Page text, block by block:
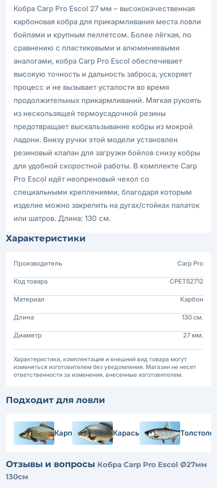
Кобра Carp Pro Escol 27 мм – высококачественная
карбоновая кобра для прикармливания места ловли
бойлами и крупным пеллетсом. Более лёгкая, по
сравнению с пластиковыми и алюминиевыми
аналогами, кобра Carp Pro Escol обеспечивает
высокую точность и дальность заброса, ускоряет
процесс и не вызывает усталости во время
продолжительных прикармливаний. Мягкая рукоять
из нескользящей термоусадочной резины
предотвращает выскальзывание кобры из мокрой
ладони. Внизу ручки этой модели установлен
резиновый клапан для загрузки бойлов снизу кобры
для удобной скоростной работы. В комплекте Carp
Pro Escol идёт неопреновый чехол со
специальными креплениями, благодаря которым
изделие можно закрепить на дугах/стойках палаток
или шатров. Длина: 130 см.
Характеристики
Производитель Carp Pro
Код товара CPETS2712
Материал Карбон
Длина 130 см.
Диаметр 27 мм.
Характеристики, комплектация и внешний вид товара могут
изменяться изготовителем без уведомления. Магазин не несет
ответственности за изменения, внесенные изготовителем.
Подходит для ловли
Карп Карась
Отзывы и вопросы Кобра Carp Pro Escol Ø27мм
130см